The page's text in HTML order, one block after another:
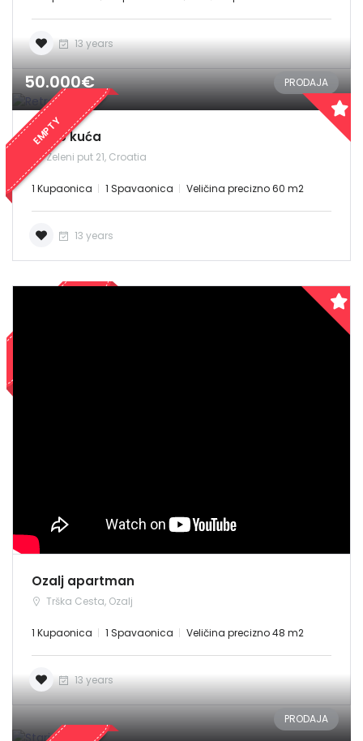
13 years
EMPTY
50.000€ PRODAJA
Retro kuća
Zeleni put 21, Croatia
1 Kupaonica 1 Spavaonica Veličina precizno 60 m2
13 years
Ozalj apartman
Trška Cesta, Ozalj
1 Kupaonica 1 Spavaonica Veličina precizno 48 m2
13 years
PRODAJA
Demo login details for Admin:
Username: admin
Demo login details for User:
Lozinka: user